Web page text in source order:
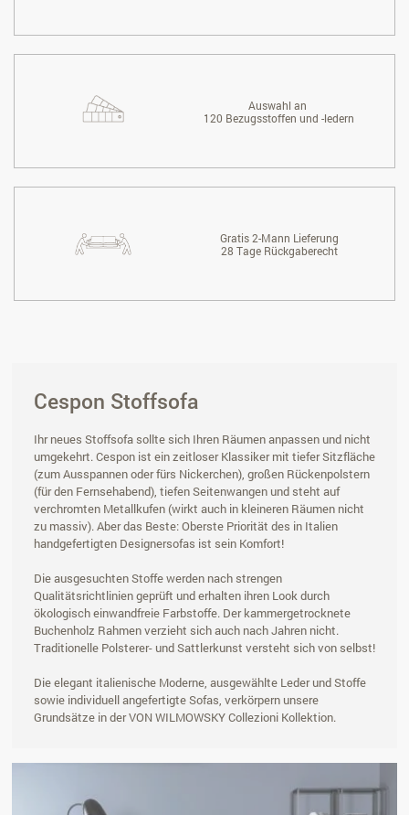
Auswahl an
120 Bezugsstoffen und -ledern
Gratis 2-Mann Lieferung
28 Tage Rückgaberecht
Cespon Stoffsofa
Ihr neues Stoffsofa sollte sich Ihren Räumen anpassen und nicht
umgekehrt. Cespon ist ein zeitloser Klassiker mit tiefer Sitzfläche
(zum Ausspannen oder fürs Nickerchen), großen Rückenpolstern
(für den Fernsehabend), tiefen Seitenwangen und steht auf
verchromten Metallkufen (wirkt auch in kleineren Räumen nicht
zu massiv). Aber das Beste: Oberste Priorität des in Italien
handgefertigten Designersofas ist sein Komfort!
Die ausgesuchten Stoffe werden nach strengen
Qualitätsrichtlinien geprüft und erhalten ihren Look durch
ökologisch einwandfreie Farbstoffe. Der kammergetrocknete
Buchenholz Rahmen verzieht sich auch nach Jahren nicht.
Traditionelle Polsterer- und Sattlerkunst versteht sich von selbst!
Die elegant italienische Moderne, ausgewählte Leder und Stoffe
sowie individuell angefertigte Sofas, verkörpern unsere
Grundsätze in der VON WILMOWSKY Collezioni Kollektion.